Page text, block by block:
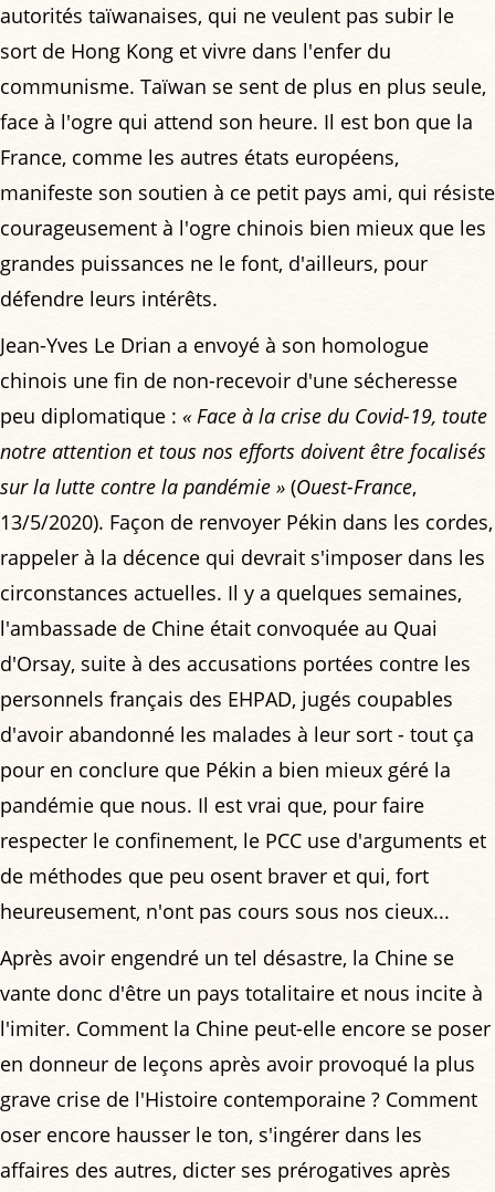
autorités taïwanaises, qui ne veulent pas subir le
sort de Hong Kong et vivre dans l'enfer du
communisme. Taïwan se sent de plus en plus seule,
face à l'ogre qui attend son heure. Il est bon que la
France, comme les autres états européens,
manifeste son soutien à ce petit pays ami, qui résiste
courageusement à l'ogre chinois bien mieux que les
grandes puissances ne le font, d'ailleurs, pour
défendre leurs intérêts.
Jean-Yves Le Drian a envoyé à son homologue
chinois une fin de non-recevoir d'une sécheresse
peu diplomatique : « Face à la crise du Covid-19, toute
notre attention et tous nos efforts doivent être focalisés
sur la lutte contre la pandémie » (Ouest-France,
13/5/2020). Façon de renvoyer Pékin dans les cordes,
rappeler à la décence qui devrait s'imposer dans les
circonstances actuelles. Il y a quelques semaines,
l'ambassade de Chine était convoquée au Quai
d'Orsay, suite à des accusations portées contre les
personnels français des EHPAD, jugés coupables
d'avoir abandonné les malades à leur sort - tout ça
pour en conclure que Pékin a bien mieux géré la
pandémie que nous. Il est vrai que, pour faire
respecter le confinement, le PCC use d'arguments et
de méthodes que peu osent braver et qui, fort
heureusement, n'ont pas cours sous nos cieux...
Après avoir engendré un tel désastre, la Chine se
vante donc d'être un pays totalitaire et nous incite à
l'imiter. Comment la Chine peut-elle encore se poser
en donneur de leçons après avoir provoqué la plus
grave crise de l'Histoire contemporaine ? Comment
oser encore hausser le ton, s'ingérer dans les
affaires des autres, dicter ses prérogatives après